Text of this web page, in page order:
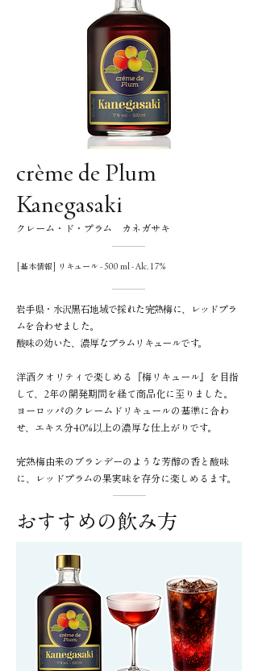
crème de Plum
Kanegasaki
クレーム・ド・プラム カネガサキ
[基本情報] リキュール - 500 ml - Alc. 17%
岩手県・水沢黒石地域で採れた完熟梅に、レッドプラ
ムを合わせました。
酸味の効いた、濃厚なプラムリキュールです。
洋酒クオリティで楽しめる『梅リキュール』を目指
して、2年の開発期間を経て商品化に至りました。
ヨーロッパのクレームドリキュールの基準に合わ
せ、エキス分40%以上の濃厚な仕上がりです。
完熟梅由来のブランデーのような芳醇の香と酸味
に、レッドプラムの果実味を存分に楽しめるます。
おすすめの飲み方